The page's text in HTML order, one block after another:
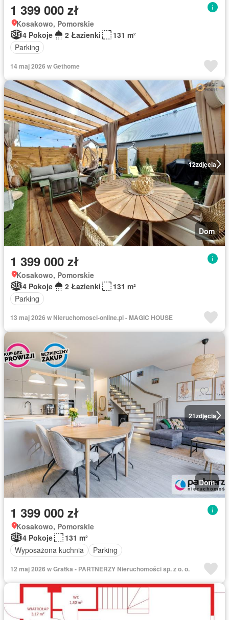
1 399 000 zł
Kosakowo, Pomorskie
4 Pokoje
2 Łazienki
131 m²
Parking
14 maj 2026 w Gethome
12zdjęcia
Dom
1 399 000 zł
Kosakowo, Pomorskie
4 Pokoje
2 Łazienki
131 m²
Parking
13 maj 2026 w Nieruchomosci-online.pl - MAGIC HOUSE
21zdjęcia
Dom
1 399 000 zł
Kosakowo, Pomorskie
4 Pokoje
131 m²
Wyposażona kuchnia
Parking
12 maj 2026 w Gratka - PARTNERZY Nieruchomości sp. z o. o.